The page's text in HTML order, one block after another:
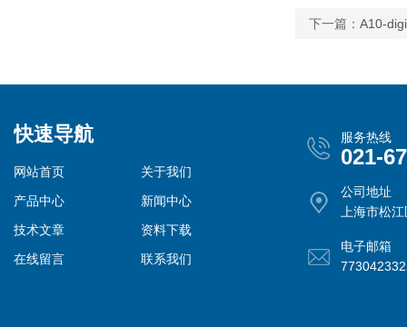
下一篇： A10-
快速导航
网站首页
关于我们
产品中心
新闻中心
技术文章
资料下载
在线留言
联系我们
服务热线
021-
公司地址
上海市松
电子邮箱